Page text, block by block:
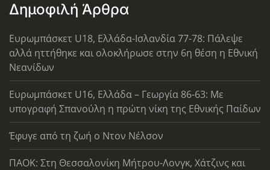
Δημοφιλή Άρθρα
Ευρωμπάσκετ U18, Ελλάδα-Ισλανδία 77-78: Πάλεψε
αλλά ηττήθηκε και ολοκλήρωσε στην 6η θέση η Εθνική
Νεανίδων
Ευρωμπάσκετ U16, Ελλάδα – Γεωργία 86-63: Με
υπογραφή Σπανούλη η πρώτη νίκη της Εθνικής Παίδων
Έφυγε από τη ζωή ο Ντον Νέλσον
ΠΑΟΚ: Στη Θεσσαλονίκη Μήτρου-Λονγκ, Χάτζινς και